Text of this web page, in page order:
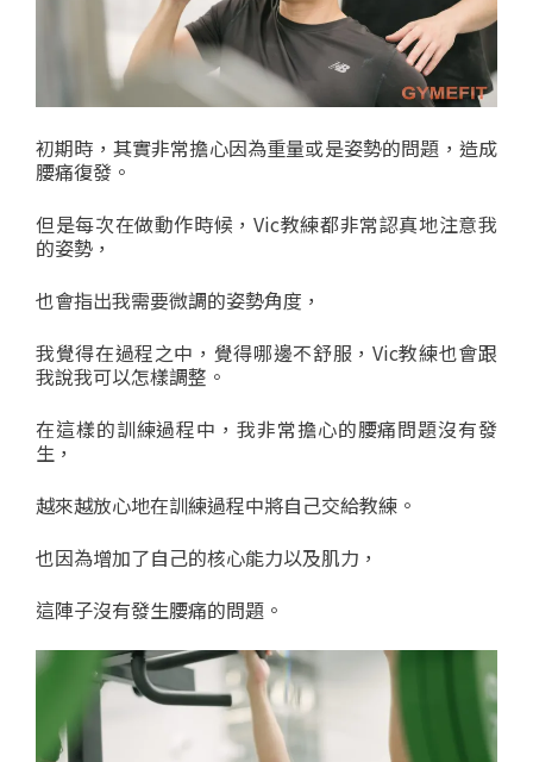
初期時，其實非常擔心因為重量或是姿勢的問題，造成
腰痛復發。
但是每次在做動作時候，Vic教練都非常認真地注意我
的姿勢，
也會指出我需要微調的姿勢角度，
我覺得在過程之中，覺得哪邊不舒服，Vic教練也會跟
我說我可以怎樣調整。
在這樣的訓練過程中，我非常擔心的腰痛問題沒有發
生，
越來越放心地在訓練過程中將自己交給教練。
也因為增加了自己的核心能力以及肌力，
這陣子沒有發生腰痛的問題。